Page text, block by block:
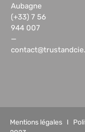
Aubagne
(+33) 7 56
944 007
—
Mentions légales I